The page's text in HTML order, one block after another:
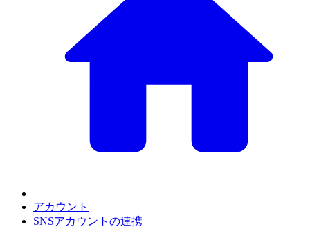
アカウント
SNSアカウントの連携